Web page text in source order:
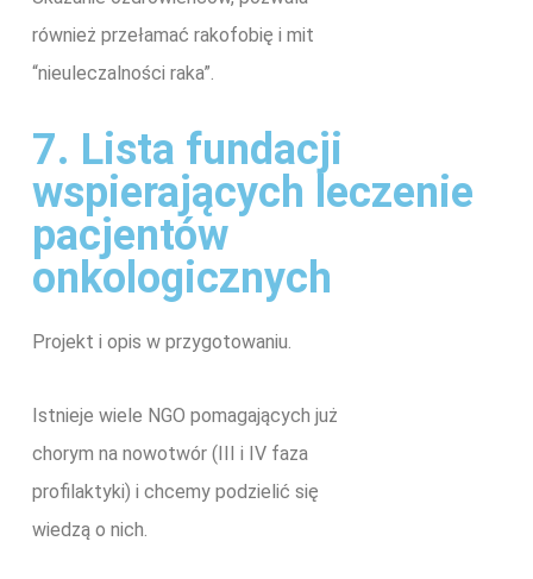
również przełamać rakofobię i mit
“nieuleczalności raka”.
7. Lista fundacji
wspierających leczenie
pacjentów
onkologicznych
Projekt i opis w przygotowaniu.
Istnieje wiele NGO pomagających już
chorym na nowotwór (III i IV faza
profilaktyki) i chcemy podzielić się
wiedzą o nich.